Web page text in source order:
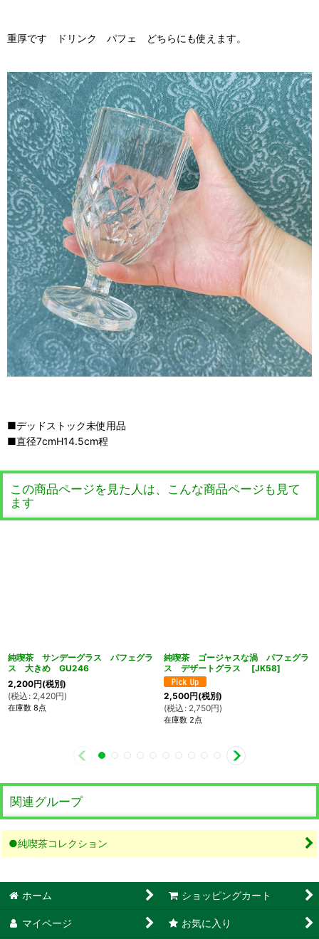
重厚です ドリンク パフェ どちらにも使えます。
■デッドストック未使用品
■直径7cmH14.5cm程
この商品ページを見た人は、こんな商品ページも見て
ます
純喫茶 サンデーグラス パフェグラ
ス 大きめ GU246
2,200円(税別)
(税込 : 2,420円)
在庫数 8点
純喫茶 ゴージャスな渦 パフェグラ
ス デザートグラス
[JK58]
2,500円(税別)
(税込 : 2,750円)
在庫数 2点
関連グループ
●純喫茶コレクション
ホーム ショッピングカート
マイページ お気に入り